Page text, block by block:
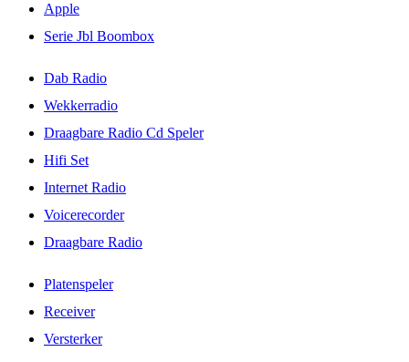
Apple
Serie Jbl Boombox
Dab Radio
Wekkerradio
Draagbare Radio Cd Speler
Hifi Set
Internet Radio
Voicerecorder
Draagbare Radio
Platenspeler
Receiver
Versterker